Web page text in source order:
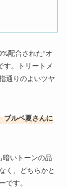
配合された“オ
す。トリートメ
通りのよいツヤ
ブルベ夏さんに
暗いトーンの品
く、どちらかと
す。